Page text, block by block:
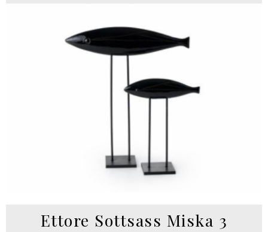
Ettore Sottsass Miska 3